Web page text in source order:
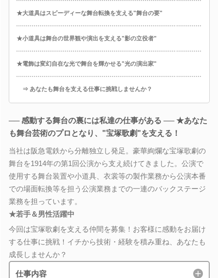
★大道具はスピーディーな舞台転換を支える"舞台の要"
★小道具は舞台の世界観や演出を支える"影の立役者"
★電飾は変幻自在な光で舞台を輝かせる"光の演出家"
⇒ あなたも舞台を支える仕事に挑戦しませんか？
── 感動する舞台の裏には私達の仕事がある ── ★あなた
も舞台芸術のプロとなり、"宝塚歌劇"を支える！
当社は阪急電鉄から分離独立し発足。豪華絢爛な宝塚歌劇の
舞台を1914年の第1回公演から支え続けてきました。公演で
使用する舞台装置や小道具、衣裳等の製作業務から公演本番
での場面転換等を担う公演業務までの一連のバックステージ
業務を担っています。
★若手＆男性活躍中
今回は宝塚歌劇を支える仲間を募集！お客様に感動をお届け
する仕事に挑戦！イチから技術・経験を積み重ね、あなたも
成長しませんか？
仕事内容